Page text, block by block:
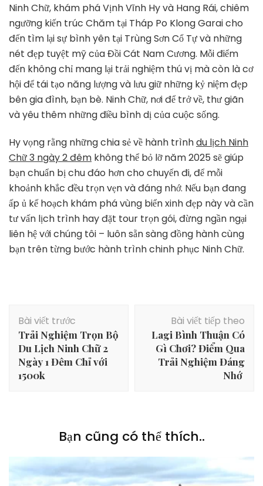
Ninh Chữ, khám phá Vịnh Vĩnh Hy và Hang Rái, chiêm
ngưỡng kiến trúc Chăm tại Tháp Po Klong Garai cho
đến tìm lại sự bình yên tại Trùng Sơn Cổ Tự và những
nét đẹp tuyệt mỹ của Đồi Cát Nam Cương. Mỗi điểm
đến không chỉ mang lại trải nghiệm thú vị mà còn là cơ
hội để tái tạo năng lượng và lưu giữ những kỷ niệm đẹp
bên gia đình, bạn bè. Ninh Chữ, nơi để trở về, thư giãn
và yêu thêm những điều bình dị của cuộc sống.
Hy vọng rằng những chia sẻ về hành trìnhdu lịch Ninh
Chữ 3 ngày 2 đêm không thể bỏ lỡ năm 2025 sẽ giúp
bạn chuẩn bị chu đáo hơn cho chuyến đi, để mỗi
khoảnh khắc đều trọn vẹn và đáng nhớ. Nếu bạn đang
ấp ủ kế hoạch khám phá vùng biển xinh đẹp này và cần
tư vấn lịch trình hay đặt tour trọn gói, đừng ngần ngại
liên hệ với chúng tôi – luôn sẵn sàng đồng hành cùng
bạn trên từng bước hành trình chinh phục Ninh Chữ.
hướng
bài
viết
Bài viết trước
Trải Nghiệm Trọn Bộ
Du Lịch Ninh Chữ 2
Ngày 1 Đêm Chỉ với
1500k
Bài viết tiếp theo
Lagi Bình Thuận Có
Gì Chơi? Điểm Qua
Trải Nghiệm Đáng
Nhớ
Bạn cũng có thể thích..